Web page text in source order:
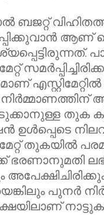
ബജറ്റ്
ആണ്
തുക കൂടി
ഉൾപ്പെടെ
തുകയിൽ
ഭരണാനുമതി
പുനർ